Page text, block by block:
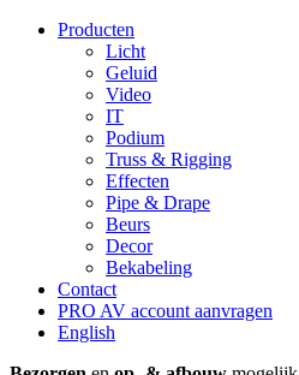
Producten
Licht
Geluid
Video
IT
Podium
Truss & Rigging
Effecten
Pipe & Drape
Beurs
Decor
Bekabeling
Contact
PRO AV account aanvragen
English